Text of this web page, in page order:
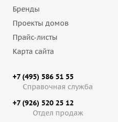
Бренды
Проекты домов
Прайс-листы
Карта сайта
+7 (495) 586 51 55
Справочная служба
+7 (926) 520 25 12
Отдел продаж